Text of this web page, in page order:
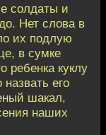
солдаты и
Нет слова в
их подлую
в сумке
ребенка куклу
его
шакал,
наших